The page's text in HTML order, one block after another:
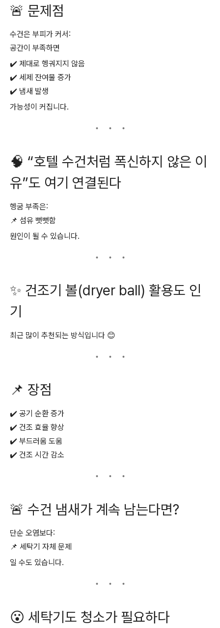
🚨 문제점
수건은 부피가 커서:
공간이 부족하면
✔️ 제대로 헹궈지지 않음
✔️ 세제 잔여물 증가
✔️ 냄새 발생
가능성이 커집니다.
🧠 “호텔 수건처럼 폭신하지 않은 이
유”도 여기 연결된다
헹굼 부족은:
📌 섬유 뻣뻣함
원인이 될 수 있습니다.
✨ 건조기 볼(dryer ball) 활용도 인
기
최근 많이 추천되는 방식입니다 😊
📌 장점
✔️ 공기 순환 증가
✔️ 건조 효율 향상
✔️ 부드러움 도움
✔️ 건조 시간 감소
🚨 수건 냄새가 계속 남는다면?
단순 오염보다:
📌 세탁기 자체 문제
일 수도 있습니다.
😮 세탁기도 청소가 필요하다